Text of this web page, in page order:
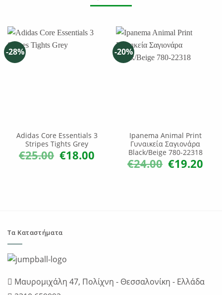
-28%
Adidas Core Essentials 3
Stripes Tights Grey
€25.00 Original
price
€18.00Η
τρέχουσα
-20%
Ipanema Animal Print
Γυναικεία Σαγιονάρα
Black/Beige 780-22318
€24.00 Original
price
€19.20Η
Τα Καταστήματα
Μαυρομιχάλη 47, Πολίχνη - Θεσσαλονίκη - Ελλάδα